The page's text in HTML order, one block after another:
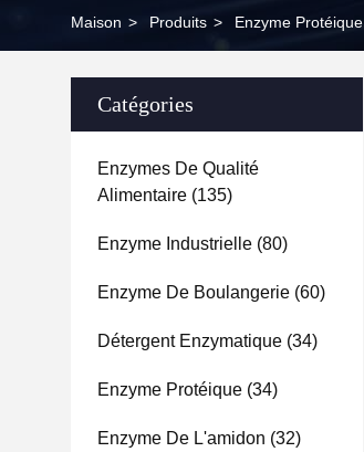
Maison > Produits > Enzyme Protéique
Catégories
Enzymes De Qualité
Alimentaire (135)
Enzyme Industrielle (80)
Enzyme De Boulangerie (60)
Détergent Enzymatique (34)
Enzyme Protéique (34)
Enzyme De L'amidon (32)